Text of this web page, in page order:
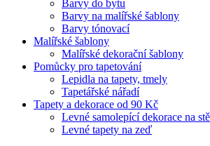
Barvy do bytu
Barvy na malířské šablony
Barvy tónovací
Malířské šablony
Malířské dekorační šablony
Pomůcky pro tapetování
Lepidla na tapety, tmely
Tapetářské nářadí
Tapety a dekorace od 90 Kč
Levné samolepící dekorace na
Levné tapety na zeď